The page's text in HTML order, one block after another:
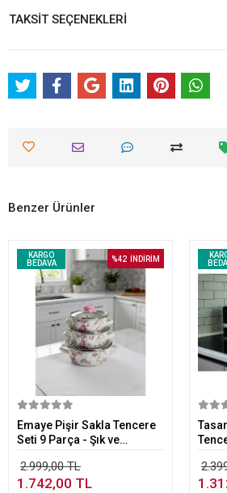
TAKSİT SEÇENEKLERİ
Benzer Ürünler
KARGO
BEDAVA
%42 İNDİRİM
Sepete Ekle
Emaye Pişir Sakla Tencere
Seti 9 Parça - Şık ve
2.999,00 TL
1.742,00 TL